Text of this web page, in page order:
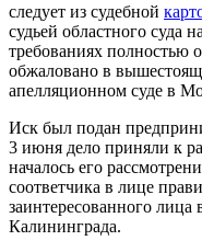
следует из судебной
судьей областного суда
требованиях полностью
обжаловано в
апелляционном суде в
Иск был подан
3 июня дело приняли к
началось его
соответчика в лице
заинтересованного
Калининграда.